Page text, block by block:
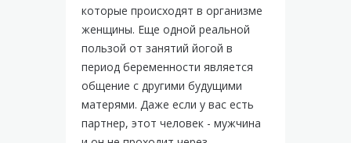
которые происходят в организме
женщины. Еще одной реальной
пользой от занятий йогой в
период беременности является
общение с другими будущими
матерями. Даже если у вас есть
партнер, этот человек - мужчина